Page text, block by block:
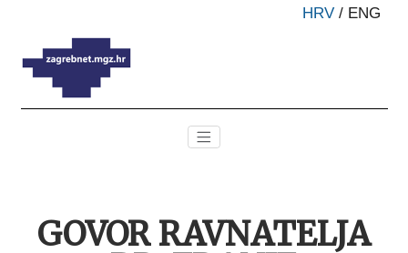
HRV / ENG
GOVOR RAVNATELJA